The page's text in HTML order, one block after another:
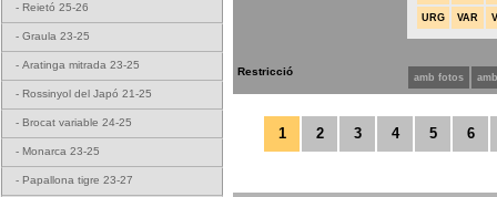
- Reietó 25-26
- Graula 23-25
- Aratinga mitrada 23-25
- Rossinyol del Japó 21-25
- Brocat variable 24-25
- Monarca 23-25
- Papallona tigre 23-27
URG VAR
Restricció amb fotos
1 2 3 4 5 6